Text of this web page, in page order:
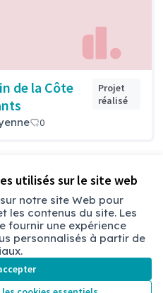
utilisés sur le site web
notre site Web pour
les contenus du site. Les
fournir une expérience
personnalisés à partir de
de la Côte
Projet
réalisé
0